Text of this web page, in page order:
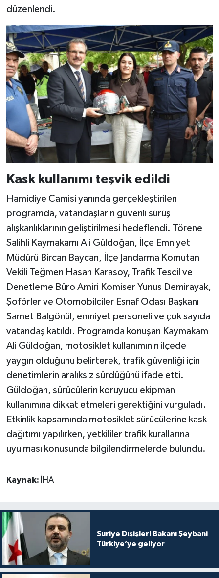
düzenlendi.
Kask kullanımı teşvik edildi
Hamidiye Camisi yanında gerçekleştirilen
programda, vatandaşların güvenli sürüş
alışkanlıklarının geliştirilmesi hedeflendi. Törene
Salihli Kaymakamı Ali Güldoğan, İlçe Emniyet
Müdürü Bircan Baycan, İlçe Jandarma Komutan
Vekili Teğmen Hasan Karasoy, Trafik Tescil ve
Denetleme Büro Amiri Komiser Yunus Demirayak,
Şoförler ve Otomobilciler Esnaf Odası Başkanı
Samet Balgönül, emniyet personeli ve çok sayıda
vatandaş katıldı. Programda konuşan Kaymakam
Ali Güldoğan, motosiklet kullanımının ilçede
yaygın olduğunu belirterek, trafik güvenliği için
denetimlerin aralıksız sürdüğünü ifade etti.
Güldoğan, sürücülerin koruyucu ekipman
kullanımına dikkat etmeleri gerektiğini vurguladı.
Etkinlik kapsamında motosiklet sürücülerine kask
dağıtımı yapılırken, yetkililer trafik kurallarına
uyulması konusunda bilgilendirmelerde bulundu.
Kaynak: İHA
Suriye Dışişleri Bakanı Şeybani
Türkiye’ye geliyor